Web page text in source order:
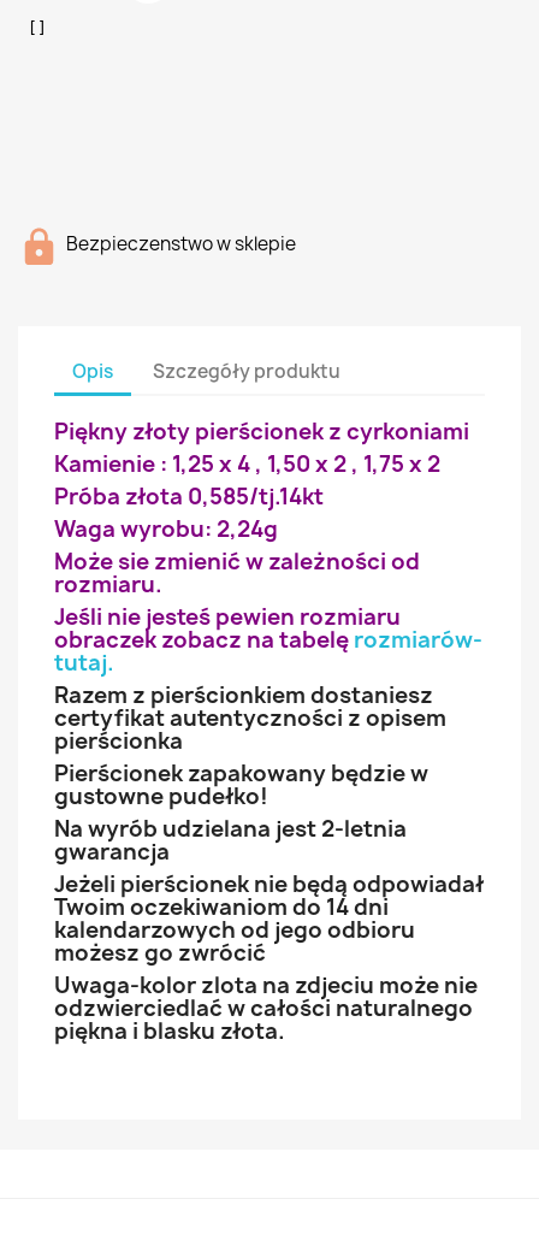
Bezpieczenstwo w sklepie
Opis Szczegóły produktu
Piękny złoty pierścionek z cyrkoniami
Kamienie : 1,25 x 4 , 1,50 x 2 , 1,75 x 2
Próba złota 0,585/tj.14kt
Waga wyrobu: 2,24g
Może sie zmienić w zależności od
rozmiaru.
Jeśli nie jesteś pewien rozmiaru
obraczek zobacz na tabelę rozmiarów-
tutaj.
Razem z pierścionkiem dostaniesz
certyfikat autentyczności z opisem
pierścionka
Pierścionek zapakowany będzie w
gustowne pudełko!
Na wyrób udzielana jest 2-letnia
gwarancja
Jeżeli pierścionek nie będą odpowiadał
Twoim oczekiwaniom do 14 dni
kalendarzowych od jego odbioru
możesz go zwrócić
Uwaga-kolor zlota na zdjeciu może nie
odzwierciedlać w całości naturalnego
piękna i blasku złota.